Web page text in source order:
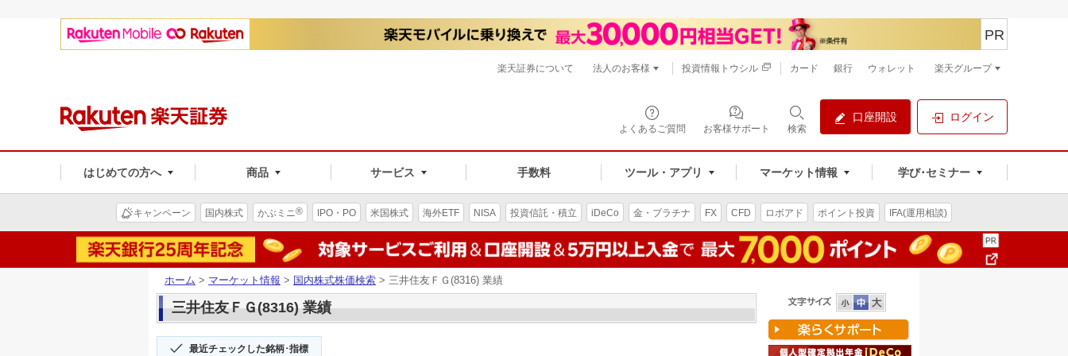
よくあるご質問 お客様サポート 検索
口座開設 ログイン
はじめての方へ 商品 サービス 手数料 ツール・アプリ マーケット情報 学び･セミナー
PR
楽天証券について 法人のお客様 投資情報トウシル カード 銀行 ウォレット 楽天グループ
キャンペーン 国内株式 かぶミニ® IPO・PO 米国株式 海外ETF NISA 投資信託・積立 iDeCo 金・プラチナ FX CFD ロボアド ポイント投資 IFA(運用相談)
ホーム > マーケット情報 > 国内株式株価検索 > 三井住友ＦＧ(8316) 業績
三井住友ＦＧ(8316) 業績
最近チェックした銘柄･指標